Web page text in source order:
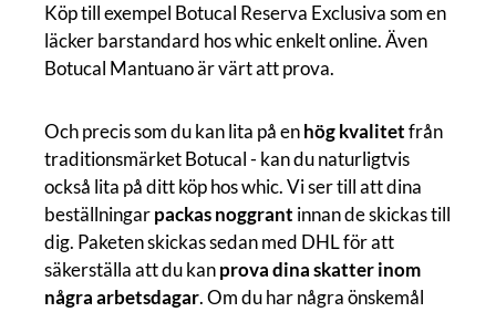
Köp till exempel Botucal Reserva Exclusiva som en
läcker barstandard hos whic enkelt online. Även
Botucal Mantuano är värt att prova.
Och precis som du kan lita på enhög kvalitetfrån
traditionsmärket Botucal - kan du naturligtvis
också lita på ditt köp hos whic. Vi ser till att dina
beställningarpackas noggrant innan de skickas till
dig. Paketen skickas sedan med DHL för att
säkerställa att du kanprova dina skatter inom
några arbetsdagar. Om du har några önskemål